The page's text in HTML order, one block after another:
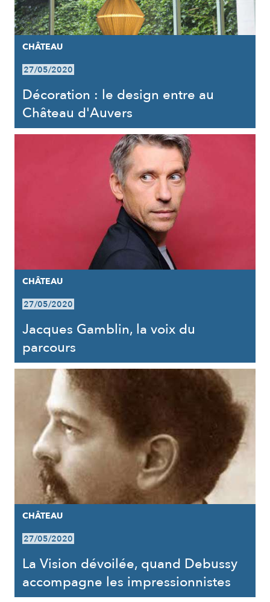
CHÂTEAU
27/05/2020
Décoration : le design entre au
Château d'Auvers
CHÂTEAU
27/05/2020
Jacques Gamblin, la voix du
parcours
CHÂTEAU
27/05/2020
La Vision dévoilée, quand Debussy
accompagne les impressionnistes